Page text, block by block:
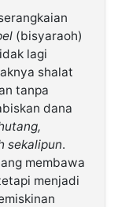
(bisyaraoh)
lagi
shalat
tanpa
dana
sekalipun.
membawa
menjadi